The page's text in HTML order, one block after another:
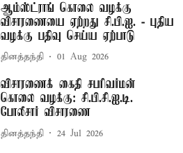
ஆம்ஸ்ட்ராங் கொலை வழக்கு
விசாரணையை ஏற்றது சி.பி.ஐ. - புதிய
வழக்கு பதிவு செய்ய ஏற்பாடு
தினத்தந்தி 01 Aug 2026
விசாரணைக் கைதி சபரிவர்மன்
கொலை வழக்கு: சி.பி.சி.ஐ.டி.
போலீசார் விசாரணை
தினத்தந்தி 24 Jul 2026